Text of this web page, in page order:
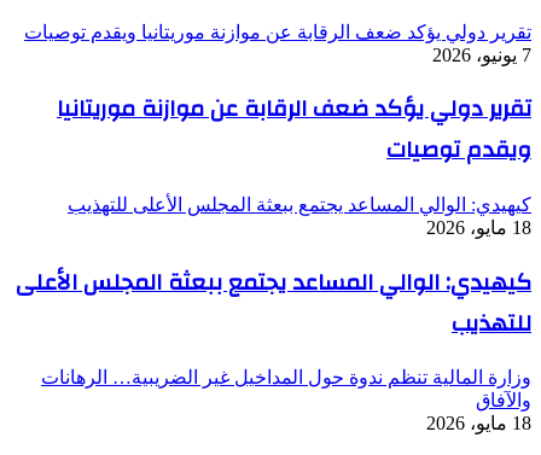
تقرير دولي يؤكد ضعف الرقابة عن موازنة موريتانيا ويقدم توصيات
7 يونيو، 2026
تقرير دولي يؤكد ضعف الرقابة عن موازنة موريتانيا
ويقدم توصيات
كيهيدي: الوالي المساعد يجتمع ببعثة المجلس الأعلى للتهذيب
18 مايو، 2026
كيهيدي: الوالي المساعد يجتمع ببعثة المجلس الأعلى
للتهذيب
وزارة المالية تنظم ندوة حول المداخيل غير الضريبية… الرهانات
والآفاق
18 مايو، 2026